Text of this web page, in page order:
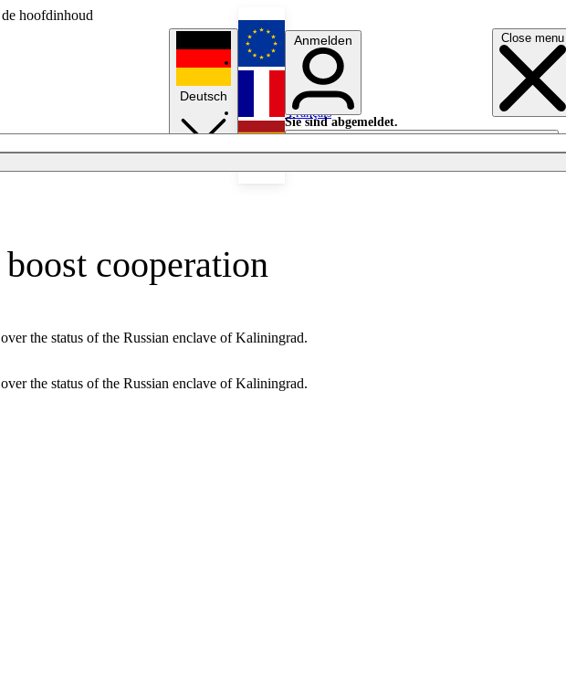
hoofdinhoud
Close menu
Deutsch
English
Français
Anmelden
Sie sind abgemeldet.
Anmelden
Licht aus
cooperation
the status of the Russian enclave of Kaliningrad.
the status of the Russian enclave of Kaliningrad.